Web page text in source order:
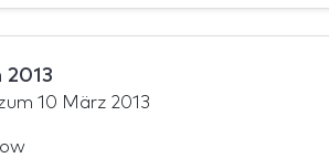
2013
10 März 2013